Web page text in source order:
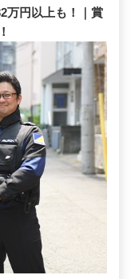
万円以上も！｜賞